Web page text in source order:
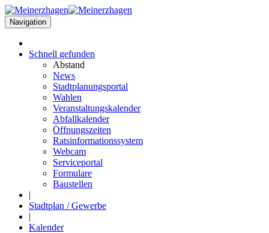
Navigation
Schnell gefunden
Abstand
News
Stadtplanungsportal
Wahlen
Veranstaltungskalender
Abfallkalender
Öffnungszeiten
Ratsinformationssystem
Webcam
Serviceportal
Formulare
Baustellen
|
Stadtplan / Gewerbe
|
Kalender